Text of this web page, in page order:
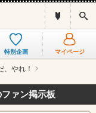
ス
と
特別企画 マイページ
、やれ！
ァン掲示板